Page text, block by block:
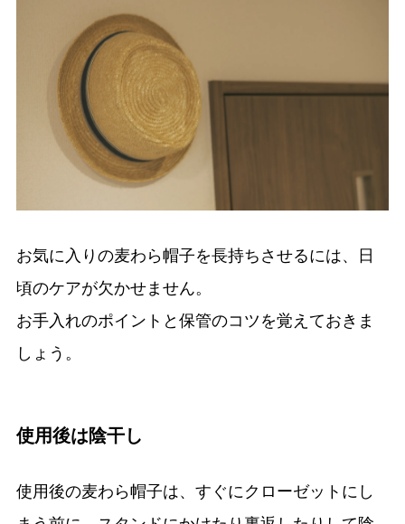
お気に入りの麦わら帽子を長持ちさせるには、日
頃のケアが欠かせません。
お手入れのポイントと保管のコツを覚えておきま
しょう。
使用後は陰干し
使用後の麦わら帽子は、すぐにクローゼットにし